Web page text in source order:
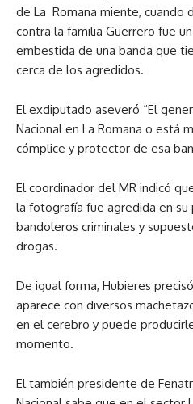
de La Romana miente, cuando
contra la familia Guerrero fue
embestida de una banda que
cerca de los agredidos.
El exdiputado aseveró “El
Nacional en La Romana o está
cómplice y protector de esa
El coordinador del MR indicó
la fotografía fue agredida en su
bandoleros criminales y
drogas.
De igual forma, Hubieres
aparece con diversos
en el cerebro y puede
momento.
El también presidente de